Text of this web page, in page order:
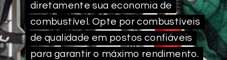
diretamente sua economia de
combustível. Opte por combustíveis
de qualidade em postos confiáveis
para garantir o máximo rendimento.
diretamente sua economia de
combustível. Opte por combustíveis
de qualidade em postos confiáveis
para garantir o máximo rendimento.